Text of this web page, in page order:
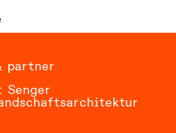
partner
Senger